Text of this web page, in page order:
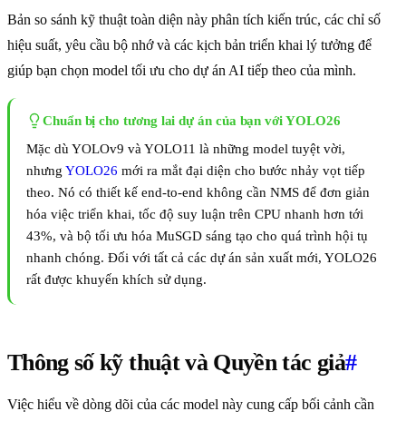
Bản so sánh kỹ thuật toàn diện này phân tích kiến trúc, các chỉ số
hiệu suất, yêu cầu bộ nhớ và các kịch bản triển khai lý tưởng để
giúp bạn chọn model tối ưu cho dự án AI tiếp theo của mình.
Chuẩn bị cho tương lai dự án của bạn với YOLO26
Mặc dù YOLOv9 và YOLO11 là những model tuyệt vời,
nhưng YOLO26 mới ra mắt đại diện cho bước nhảy vọt tiếp
theo. Nó có thiết kế end-to-end không cần NMS để đơn giản
hóa việc triển khai, tốc độ suy luận trên CPU nhanh hơn tới
43%, và bộ tối ưu hóa MuSGD sáng tạo cho quá trình hội tụ
nhanh chóng. Đối với tất cả các dự án sản xuất mới, YOLO26
rất được khuyến khích sử dụng.
Thông số kỹ thuật và Quyền tác giả#
Việc hiểu về dòng dõi của các model này cung cấp bối cảnh cần